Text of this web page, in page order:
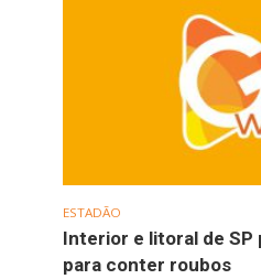
ESTADÃO
Interior e litoral de SP
para conter roubos